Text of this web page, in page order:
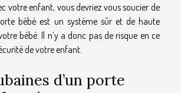
votre enfant, vous devriez vous soucier de
bébé est un système sûr et de haute
bébé. Il n’y a donc pas de risque en ce
de votre enfant.
d’un porte